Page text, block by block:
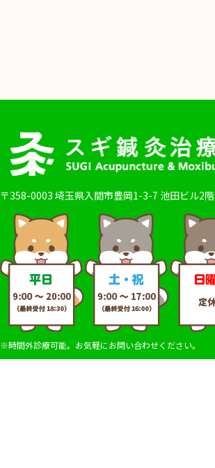
〒358-0003 埼玉県入間市豊岡1-3-7 池田ビル2階
※時間外診療可能。お気軽にお問い合わせください。